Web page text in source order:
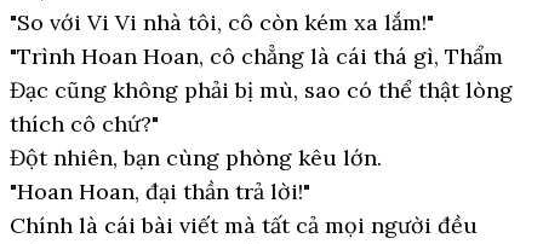
"So với Vi Vi nhà tôi, cô còn kém xa lắm!"
"Trình Hoan Hoan, cô chẳng là cái thá gì, Thẩm
Đạc cũng không phải bị mù, sao có thể thật lòng
thích cô chứ?"
Đột nhiên, bạn cùng phòng kêu lớn.
"Hoan Hoan, đại thần trả lời!"
Chính là cái bài viết mà tất cả mọi người đều